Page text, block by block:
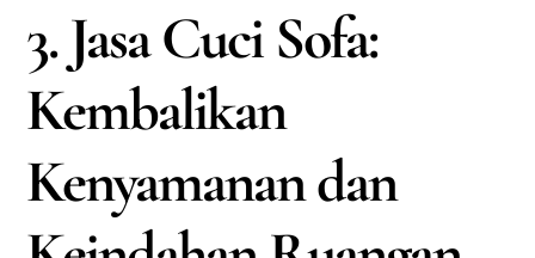
3. Jasa Cuci Sofa:
Kembalikan
Kenyamanan dan